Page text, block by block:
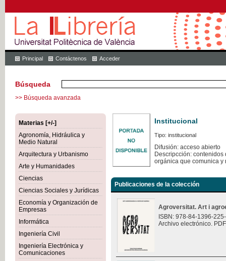
Principal Contáctenos Acceder
Búsqueda
>> Búsqueda avanzada
Materias [+/-]
Agronomía, Hidráulica y
Medio Natural
Arquitectura y Urbanismo
Arte y Humanidades
Ciencias
Ciencias Sociales y Jurídicas
Economía y Organización de
Empresas
Informática
Ingeniería Civil
Ingeniería Electrónica y
Comunicaciones
Institucional
Tipo: institucional
Difusión: acceso abierto
Descripcción:
orgánica que comunica y
Publicaciones de la colección
Agroversitat. Art i
ISBN: 978-84-1396-
Archivo electrónico.